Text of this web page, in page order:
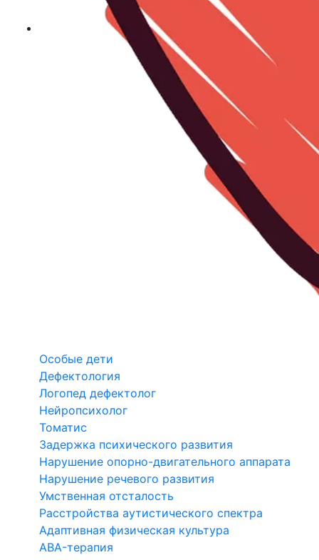
Особые дети
Дефектология
Логопед дефектолог
Нейропсихолог
Томатис
Задержка психического развития
Нарушение опорно-двигательного аппарата
Нарушение речевого развития
Умственная отсталость
Расстройства аутистического спектра
Адаптивная физическая культура
ABA-терапия